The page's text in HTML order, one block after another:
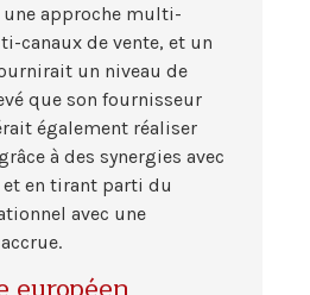
approche multi-
canaux de vente, et un
un niveau de
que son fournisseur
également réaliser
à des synergies avec
en tirant parti du
avec une